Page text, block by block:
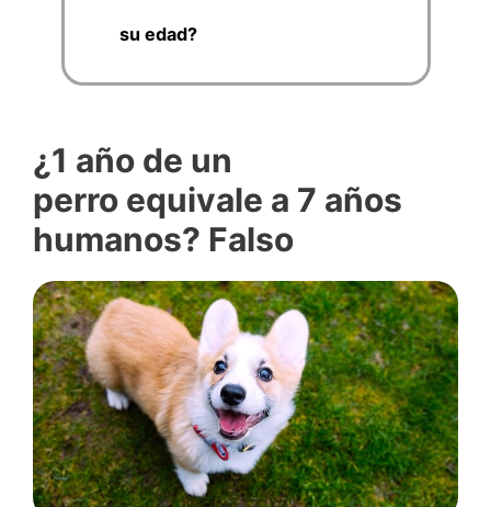
su edad?
¿1 año de un
perro equivale a 7 años
humanos? Falso